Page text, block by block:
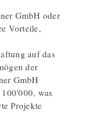
GmbH oder
Vorteile,
auf das
der
GmbH
was
Projekte